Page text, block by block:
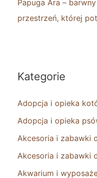
Papuga Ara –
przestrzeń, której
Kategorie
Adopcja i opieka
Adopcja i opieka
Akcesoria i zabawki
Akcesoria i zabawki
Akwarium i